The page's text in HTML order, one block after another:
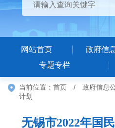
网站首页 政府信
专题专栏
当前位置： 首页 / 政府信息
计划
无锡市2022年国